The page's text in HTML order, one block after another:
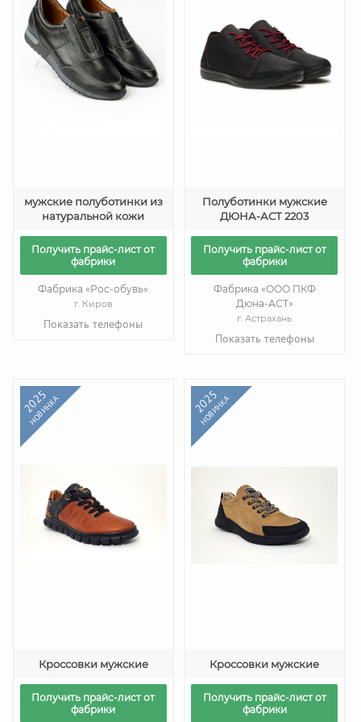
мужские полуботинки из
натуральной кожи
Получить прайс-лист от
фабрики
Фабрика «Рос-обувь»
г. Киров
Показать телефоны
Полуботинки мужские
ДЮНА-АСТ 2203
Получить прайс-лист от
фабрики
Фабрика «ООО ПКФ
Дюна-АСТ»
г. Астрахань
Показать телефоны
2025
НОВИНКА
Кроссовки мужские
Получить прайс-лист от
фабрики
2025
НОВИНКА
Кроссовки мужские
Получить прайс-лист от
фабрики